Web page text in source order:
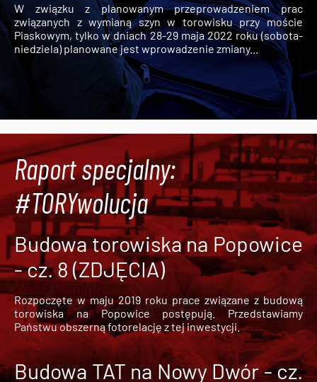
W związku z planowanym przeprowadzeniem prac
związanych z wymianą szyn w torowisku przy moście
Piaskowym, tylko w dniach 28-29 maja 2022 roku (sobota-
niedziela) planowane jest wprowadzenie zmiany...
Raport specjalny:
#TORYwolucja
Budowa torowiska na Popowice
- cz. 8 (ZDJĘCIA)
Rozpoczęte w maju 2019 roku prace związane z budową
torowiska na Popowice
postępują. Przedstawiamy
Państwu obszerną fotorelację z tej inwestycji.
Budowa TAT na Nowy Dwór - cz.